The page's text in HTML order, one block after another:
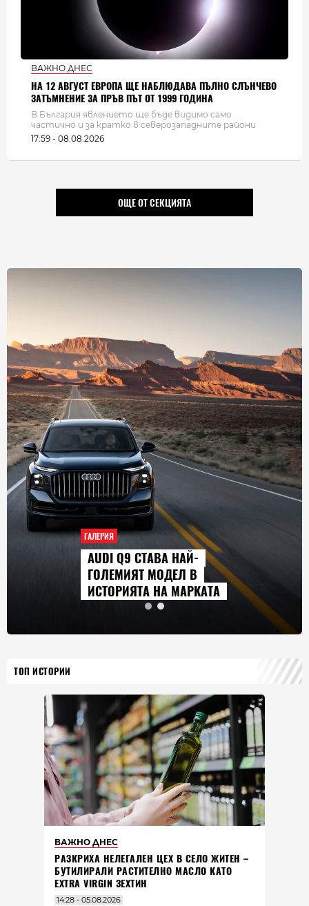
ВАЖНО ДНЕС
НА 12 АВГУСТ ЕВРОПА ЩЕ НАБЛЮДАВА ПЪЛНО СЛЪНЧЕВО
ЗАТЪМНЕНИЕ ЗА ПРЪВ ПЪТ ОТ 1999 ГОДИНА
В България явлението ще бъде видимо само
частично и за кратко в северозападните райони
17:59 - 08.08.2026
ОЩЕ ОТ СЕКЦИЯТА
ГАЛЕРИЯ
AUDI Q9 СТАВА НАЙ-
ГОЛЕМИЯТ МОДЕЛ В
ИСТОРИЯТА НА МАРКАТА
ТОП ИСТОРИИ
ВАЖНО ДНЕС
РАЗКРИХА НЕЛЕГАЛЕН ЦЕХ В СЕЛО ЖИТЕН –
БУТИЛИРАЛИ РАСТИТЕЛНО МАСЛО КАТО
EXTRA VIRGIN ЗЕХТИН
14:28 - 05.08.2026